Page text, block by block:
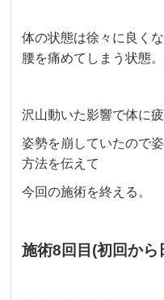
体の状態は徐々に良く
腰を痛めてしまう状態。
沢山動いた影響で体に
姿勢を崩していたので
方法を伝えて
今回の施術を終える。
施術8回目(初回から